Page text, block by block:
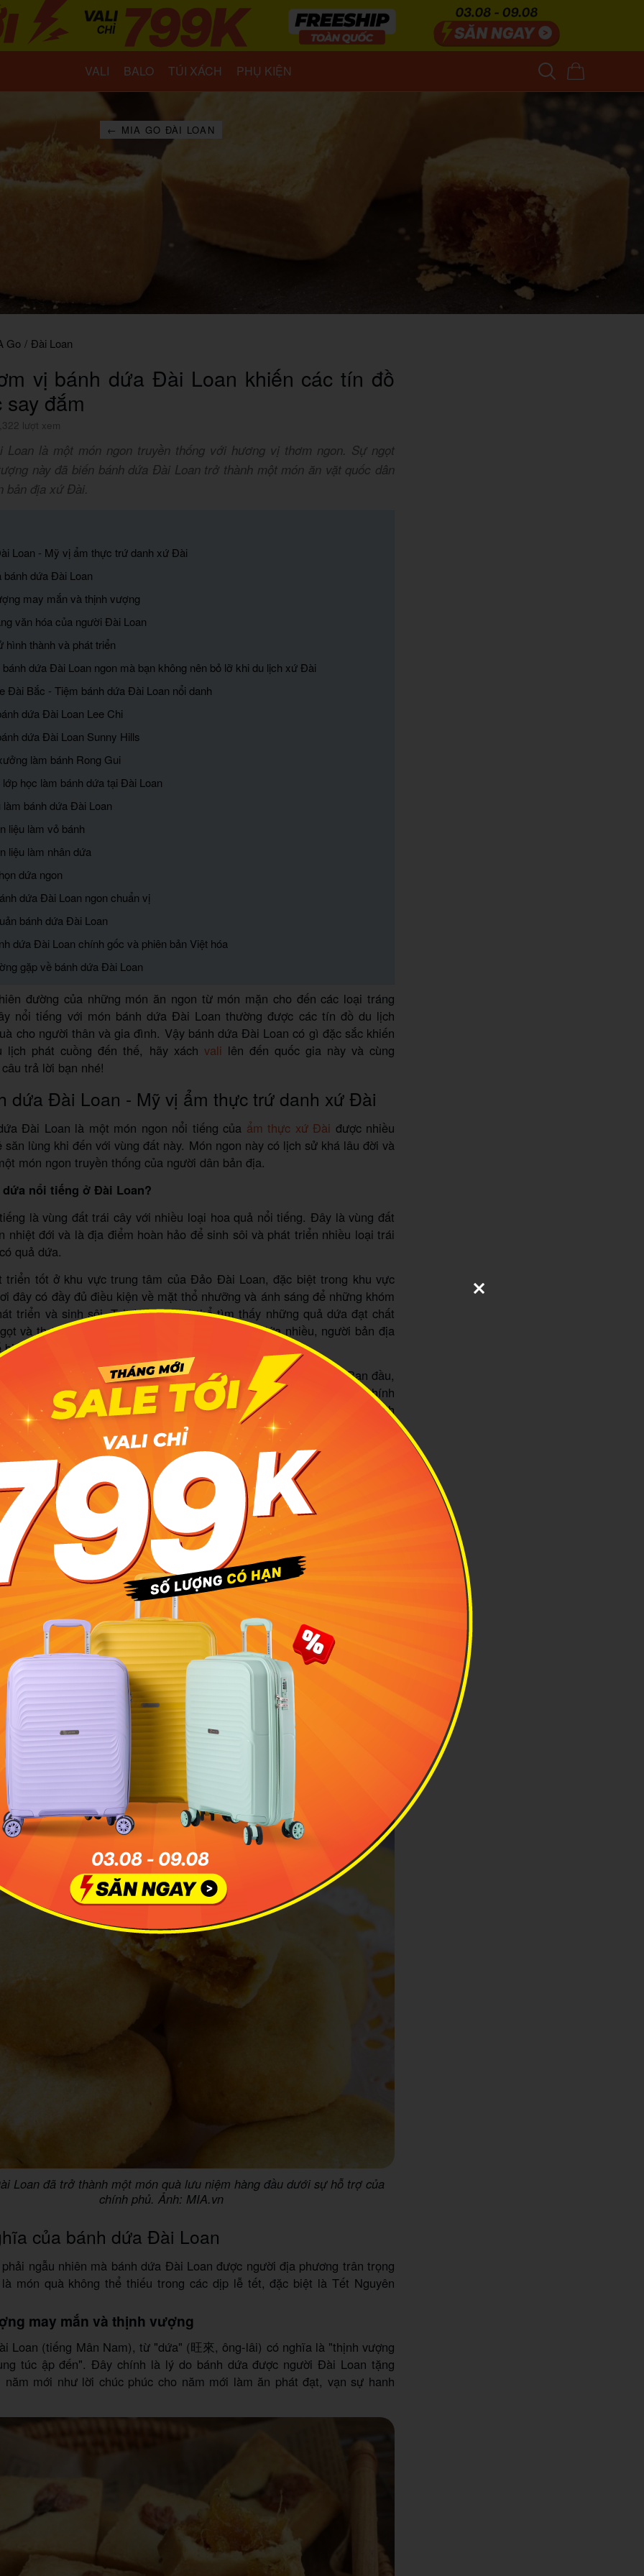
VALI BALO TÚI XÁCH PHỤ KIỆN
← MIA GO ĐÀI LOAN
Go / Đài Loan
vị bánh dứa Đài Loan khiến các tín đồ
đắm
lượt xem
Loan là một món ngon truyền thống với hương vị thơm ngon. Sự ngọt
này đã biến bánh dứa Đài Loan trở thành một món ăn vặt quốc dân
bản địa xứ Đài.
Loan - Mỹ vị ẩm thực trứ danh xứ Đài
bánh dứa Đài Loan
may mắn và thịnh vượng
văn hóa của người Đài Loan
hình thành và phát triển
dứa Đài Loan ngon mà bạn không nên bỏ lỡ khi du lịch xứ Đài
Đài Bắc - Tiệm bánh dứa Đài Loan nổi danh
dứa Đài Loan Lee Chi
dứa Đài Loan Sunny Hills
làm bánh Rong Gui
học làm bánh dứa tại Đài Loan
làm bánh dứa Đài Loan
liệu làm vỏ bánh
liệu làm nhân dứa
dứa ngon
dứa Đài Loan ngon chuẩn vị
bánh dứa Đài Loan
dứa Đài Loan chính gốc và phiên bản Việt hóa
gặp về bánh dứa Đài Loan
đường của những món ăn ngon từ món mặn cho đến các loại tráng
nổi tiếng với món bánh dứa Đài Loan thường được các tín đồ du lịch
cho người thân và gia đình. Vậy bánh dứa Đài Loan có gì đặc sắc khiến
phát cuồng đến thế, hãy xách vali lên đến quốc gia này và cùng
trả lời bạn nhé!
dứa Đài Loan - Mỹ vị ẩm thực trứ danh xứ Đài
Đài Loan là một món ngon nổi tiếng của ẩm thực xứ Đài được nhiều
săn lùng khi đến với vùng đất này. Món ngon này có lịch sử khá lâu đời và
món ngon truyền thống của người dân bản địa.
dứa nổi tiếng ở Đài Loan?
là vùng đất trái cây với nhiều loại hoa quả nổi tiếng. Đây là vùng đất
nhiệt đới và là địa điểm hoàn hảo để sinh sôi và phát triển nhiều loại trái
quả dứa.
triển tốt ở khu vực trung tâm của Đảo Đài Loan, đặc biệt trong khu vực
đây có đầy đủ điều kiện về mặt thổ nhưỡng và ánh sáng để những khóm
triển và sinh sôi. Tại đây, bạn có thể tìm thấy những quả dứa đạt chất
và thơm, trái thuộc dạng cỡ to. Từ trữ lượng dứa nhiều, người bản địa
ra một món bánh dứa với hương vị thơm ngon.
địa Nhật Bản, bánh dứa đã bắt đầu phát triển ở Đài Loan. Ban đầu,
là một món bánh mang tính nghi lễ. Sau này, với sự trợ giúp từ chính
đã trở thành một món quà lưu niệm hàng đầu được nhiều tín đồ du lịch
thăm Đài Loan.
dứa Đài Loan là một món ngon nổi tiếng của xứ Đài. Ảnh: MIA.vn
Loan đã trở thành một món quà lưu niệm hàng đầu dưới sự hỗ trợ của
chính phủ. Ảnh: MIA.vn
của bánh dứa Đài Loan
ngẫu nhiên mà bánh dứa Đài Loan được người địa phương trân trọng
món quà không thể thiếu trong các dịp lễ tết, đặc biệt là Tết Nguyên
may mắn và thịnh vượng
Loan (tiếng Mân Nam), từ "dứa" (旺來, ông-lâi) có nghĩa là "thịnh vượng
túc ập đến". Đây chính là lý do bánh dứa được người Đài Loan tặng
năm mới như lời chúc phúc cho năm mới làm ăn phát đạt, vạn sự hanh